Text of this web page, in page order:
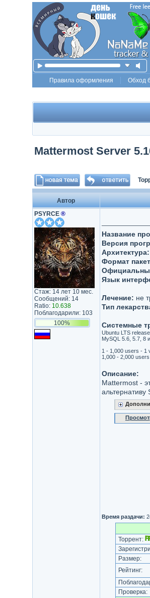
Правила оформления Обход
Mattermost Server
Автор
PSYRCE ®
Стаж: 14 лет 10 мес.
Сообщений: 14
Ratio: 10.638
Поблагодарили: 103
100%
Название
Версия
Архитектура:
Формат
Язык
Лечение: не
Тип
Системные
Ubuntu LTS
MySQL 5.6, 5.7, 8
1 - 1,000 users - 1
1,000 - 2,000
Описание:
Mattermost -
альтернативу
Время раздачи:
Торрент:
Размер:
Рейтинг:
Проверка: